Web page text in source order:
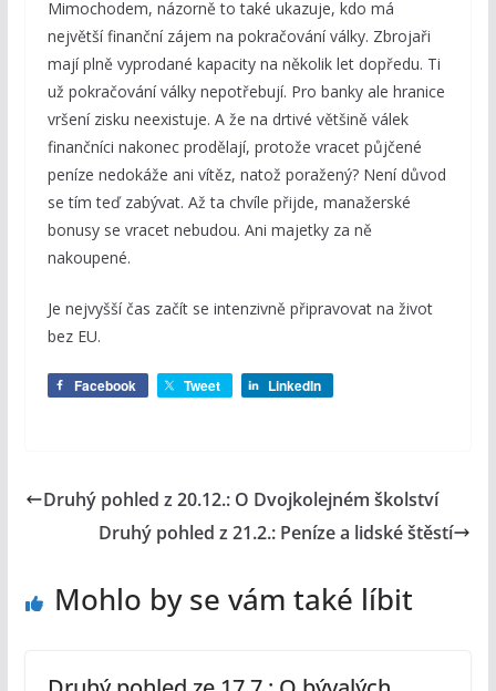
Mimochodem, názorně to také ukazuje, kdo má
největší finanční zájem na pokračování války. Zbrojaři
mají plně vyprodané kapacity na několik let dopředu. Ti
už pokračování války nepotřebují. Pro banky ale hranice
vršení zisku neexistuje. A že na drtivé většině válek
finančníci nakonec prodělají, protože vracet půjčené
peníze nedokáže ani vítěz, natož poražený? Není důvod
se tím teď zabývat. Až ta chvíle přijde, manažerské
bonusy se vracet nebudou. Ani majetky za ně
nakoupené.
Je nejvyšší čas začít se intenzivně připravovat na život
bez EU.
Facebook Tweet LinkedIn
Druhý pohled z 20.12.: O Dvojkolejném školství
Druhý pohled z 21.2.: Peníze a lidské štěstí
Mohlo by se vám také líbit